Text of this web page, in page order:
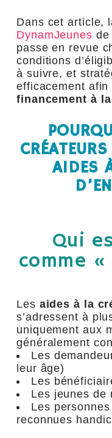
Dans cet article,
DynamJeunes de
passe en revue
conditions
à suivre, et
efficacement
financement à
AIDES
Qui
comme
Les aides à la
s’adressent à
uniquement aux
généralement
Les
leur âge)
Les
Les jeunes de
Les
reconnues